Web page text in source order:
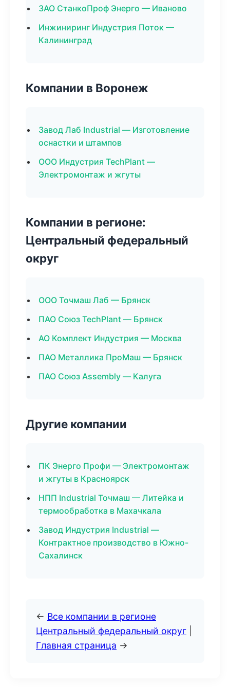
ЗАО СтанкоПроф Энерго — Иваново
Инжиниринг Индустрия Поток —
Калининград
Компании в Воронеж
Завод Лаб Industrial — Изготовление
оснастки и штампов
ООО Индустрия TechPlant —
Электромонтаж и жгуты
Компании в регионе:
Центральный федеральный
округ
ООО Точмаш Лаб — Брянск
ПАО Союз TechPlant — Брянск
АО Комплект Индустрия — Москва
ПАО Металлика ПроМаш — Брянск
ПАО Союз Assembly — Калуга
Другие компании
ПК Энерго Профи — Электромонтаж
и жгуты в Красноярск
НПП Industrial Точмаш — Литейка и
термообработка в Махачкала
Завод Индустрия Industrial —
Контрактное производство в Южно-
Сахалинск
← Все компании в регионе
Центральный федеральный округ
Главная страница →